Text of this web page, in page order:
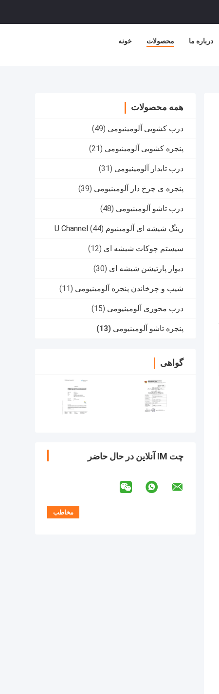
خونه محصولات درباره ما
همه محصولات
درب کشویی آلومینیومی (49)
پنجره کشویی آلومینیومی (21)
درب تابدار آلومینیومی (31)
پنجره ی چرخ دار آلومینیومی (39)
درب تاشو آلومینیومی (48)
رینگ شیشه ای آلومینیوم U Channel (44)
سیستم چوکات شیشه ای (12)
دیوار پارتیشن شیشه ای (30)
شیب و چرخاندن پنجره آلومینیومی (11)
درب محوری آلومینیومی (15)
پنجره تاشو آلومینیومی (13)
گواهی
چت IM آنلاین در حال حاضر